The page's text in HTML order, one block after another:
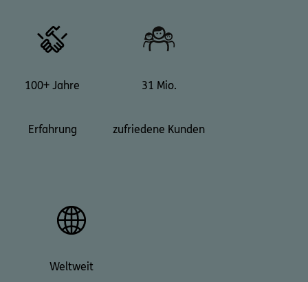
100+ Jahre
Erfahrung
31 Mio.
zufriedene Kunden
Weltweit